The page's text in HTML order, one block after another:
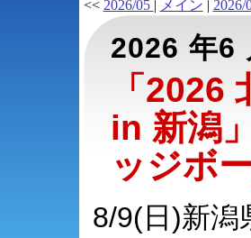
<< 2026/05 | メイン | 2026/
2026 年6
「2026
in 新潟
ッジボ
8/9(日)新潟